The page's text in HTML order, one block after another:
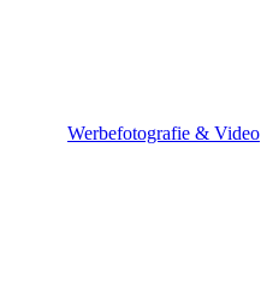
Werbefotografie & Video